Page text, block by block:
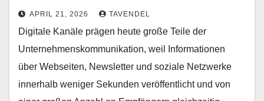
APRIL 21, 2026 TAVENDEL
Digitale Kanäle prägen heute große Teile der
Unternehmenskommunikation, weil Informationen
über Webseiten, Newsletter und soziale Netzwerke
innerhalb weniger Sekunden veröffentlicht und von